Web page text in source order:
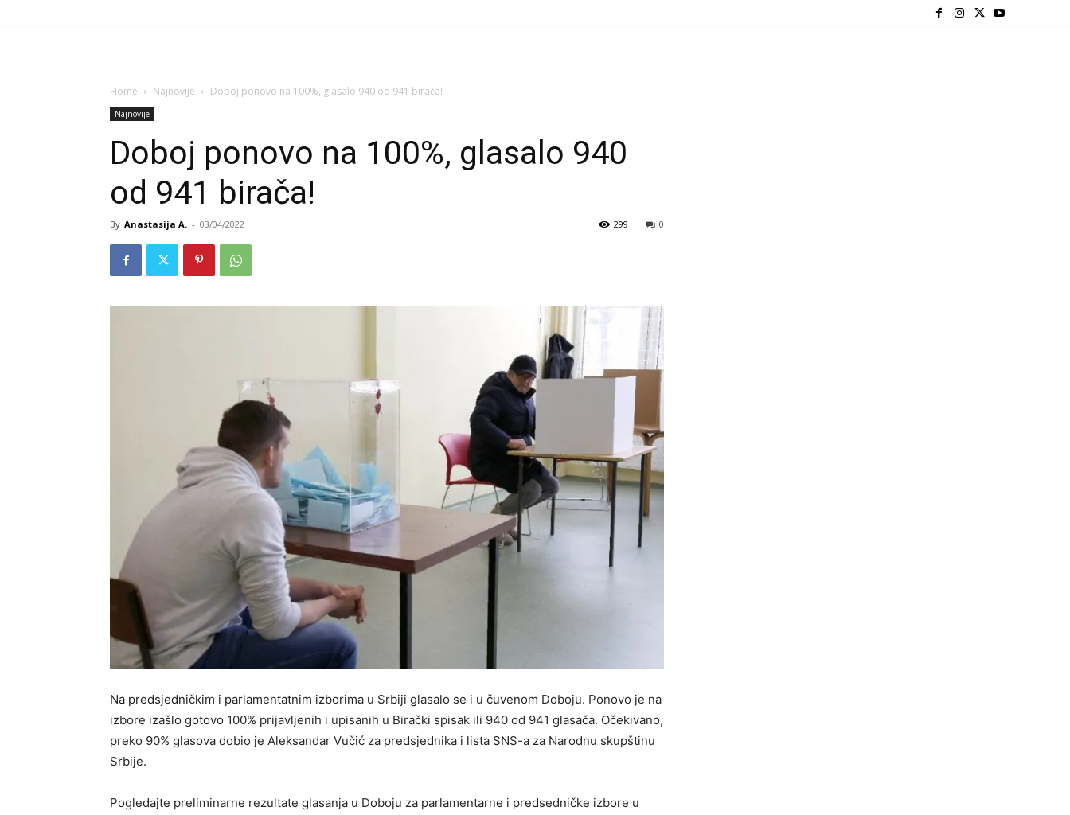
Home Najnovije Doboj ponovo na 100%, glasalo 940 od 941 birača!
Najnovije
Doboj ponovo na 100%, glasalo 940
od 941 birača!
By Anastasija A. - 03/04/2022 0
299
Na predsjedničkim i parlamentatnim izborima u Srbiji glasalo se i u čuvenom Doboju. Ponovo je na
izbore izašlo gotovo 100% prijavljenih i upisanih u Birački spisak ili 940 od 941 glasača. Očekivano,
preko 90% glasova dobio je Aleksandar Vučić za predsjednika i lista SNS-a za Narodnu skupštinu
Srbije.
Pogledajte preliminarne rezultate glasanja u Doboju za parlamentarne i predsedničke izbore u